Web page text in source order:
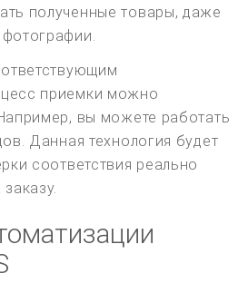
полученные товары, даже
приемки можно
вы можете работать
Данная технология будет
соответствия реально